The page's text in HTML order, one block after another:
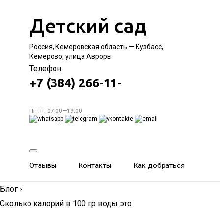
Детский сад
Россия, Кемеровская область — Кузбасс,
Кемерово, улица Авроры
Телефон:
+7 (384) 266-11-
Пн-пт: 07:00—19:00
Отзывы Контакты Как добраться
Блог ›
Сколько калорий в 100 гр воды это